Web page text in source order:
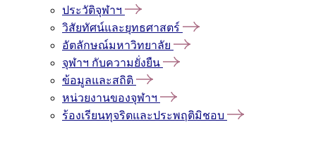
ประวัติจุฬาฯ
วิสัยทัศน์และยุทธศาสตร์
อัตลักษณ์มหาวิทยาลัย
จุฬาฯ กับความยั่งยืน
ข้อมูลและสถิติ
หน่วยงานของจุฬาฯ
ร้องเรียนทุจริตและประพฤติมิชอบ